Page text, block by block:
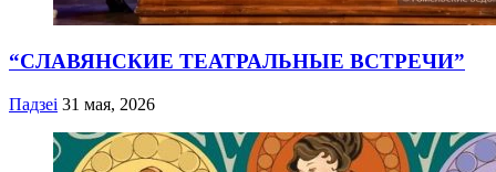
“СЛАВЯНСКИЕ ТЕАТРАЛЬНЫЕ ВСТРЕЧИ”
Падзеі 31 мая, 2026